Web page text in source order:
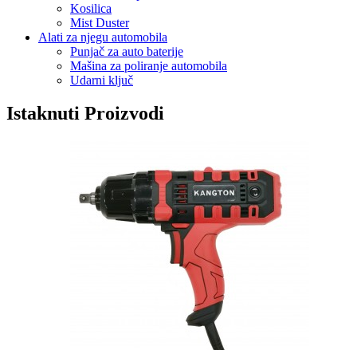
Kosilica
Mist Duster
Alati za njegu automobila
Punjač za auto baterije
Mašina za poliranje automobila
Udarni ključ
Istaknuti Proizvodi